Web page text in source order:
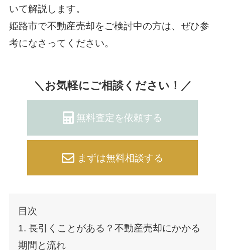
いて解説します。
姫路市で不動産売却をご検討中の方は、ぜひ参
考になさってください。
＼お気軽にご相談ください！／
無料査定を依頼する
まずは無料相談する
目次
1. 長引くことがある？不動産売却にかかる
期間と流れ